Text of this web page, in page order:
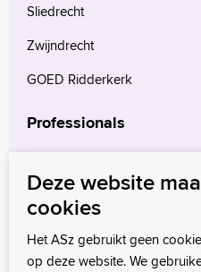
Sliedrecht
Zwijndrecht
GOED Ridderkerk
Professionals
Verwijzers
Wetenschappelijk onderzoek
Deze website
cookies
Het ASz gebruikt geen
op deze website. We